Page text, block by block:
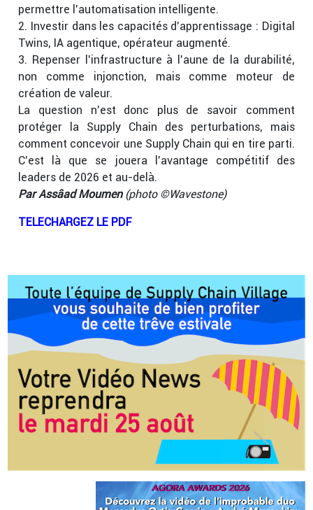
permettre l’automatisation intelligente.
2. Investir dans les capacités d’apprentissage : Digital
Twins, IA agentique, opérateur augmenté.
3. Repenser l’infrastructure à l’aune de la durabilité,
non comme injonction, mais comme moteur de
création de valeur.
La question n’est donc plus de savoir comment
protéger la Supply Chain des perturbations, mais
comment concevoir une Supply Chain qui en tire parti.
C’est là que se jouera l’avantage compétitif des
leaders de 2026 et au-delà.
Par Assâad Moumen(photo ©Wavestone)
TELECHARGEZ LE PDF